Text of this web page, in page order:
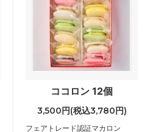
ココロン 12個
3,500円(税込3,780円)
フェアトレード認証マカロン